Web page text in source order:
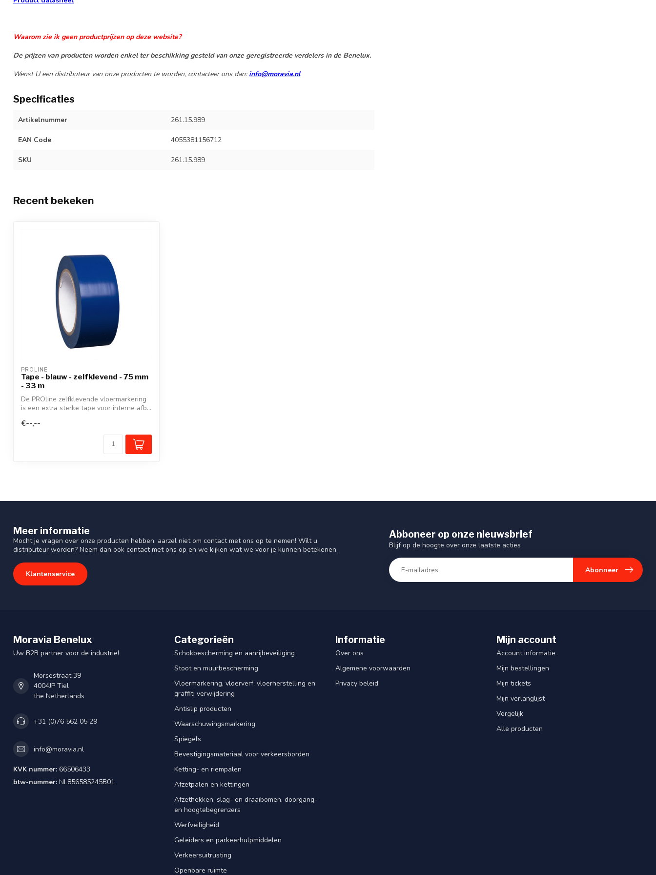
Waarom zie ik geen productprijzen op deze website?
De prijzen van producten worden enkel ter beschikking gesteld van onze geregistreerde verdelers in de Benelux.
Wenst U een distributeur van onze producten te worden, contacteer ons dan: info@moravia.nl
Specificaties
Artikelnummer 261.15.989
EAN Code 4055381156712
SKU 261.15.989
Recent bekeken
PROLINE
Tape - blauw - zelfklevend - 75 mm
- 33 m
De PROline zelfklevende vloermarkering
is een extra sterke tape voor interne afb...
€--,--
Meer informatie
Mocht je vragen over onze producten hebben, aarzel niet om contact met ons op te nemen! Wilt u
distributeur worden? Neem dan ook contact met ons op en we kijken wat we voor je kunnen betekenen.
Klantenservice
Abboneer op onze nieuwsbrief
Blijf op de hoogte over onze laatste acties
Abonneer
Moravia Benelux
Uw B2B partner voor de industrie!
Morsestraat 39
4004JP Tiel
the Netherlands
+31 (0)76 562 05 29
info@moravia.nl
KVK nummer: 66506433
btw-nummer: NL856585245B01
Categorieën
Schokbescherming en aanrijbeveiliging
Stoot en muurbescherming
Vloermarkering, vloerverf, vloerherstelling en
graffiti verwijdering
Antislip producten
Waarschuwingsmarkering
Spiegels
Bevestigingsmateriaal voor verkeersborden
Ketting- en riempalen
Afzetpalen en kettingen
Afzethekken, slag- en draaibomen, doorgang-
en hoogtebegrenzers
Werfveiligheid
Geleiders en parkeerhulpmiddelen
Verkeersuitrusting
Openbare ruimte
Informatie
Over ons
Algemene voorwaarden
Privacy beleid
Mijn account
Account informatie
Mijn bestellingen
Mijn tickets
Mijn verlanglijst
Vergelijk
Alle producten